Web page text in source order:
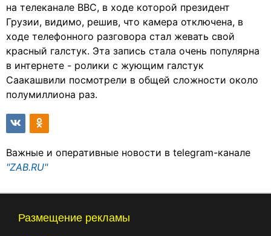
на телеканале BBC, в ходе которой президент
Грузии, видимо, решив, что камера отключена, в
ходе телефонного разговора стал жевать свой
красный галстук. Эта запись стала очень популярна
в интернете - ролики с жующим галстук
Саакашвили посмотрели в общей сложности около
полумиллиона раз.
Важные и оперативные новости в telegram-канале
"ZAB.RU"
Размещение рекламы